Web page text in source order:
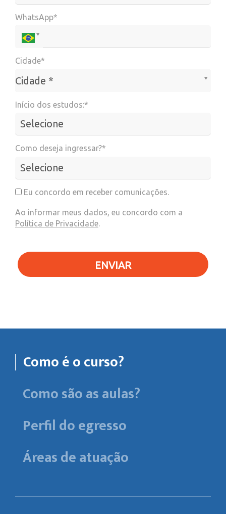
WhatsApp*
Cidade*
Cidade *
Cidade*
Início dos estudos:*
Como deseja ingressar?*
Eu concordo em receber comunicações.
Ao informar meus dados, eu concordo com a
Política de Privacidade.
ENVIAR
Como é o curso?
Como são as aulas?
Perfil do egresso
Áreas de atuação